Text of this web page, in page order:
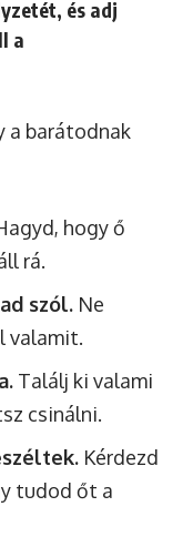
és adj
a
a barátodnak
hogy ő
rá.
szól. Ne
valamit.
Találj ki valami
csinálni.
Kérdezd
tudod őt a